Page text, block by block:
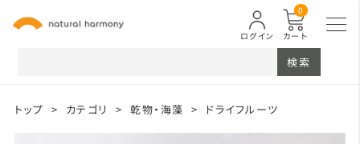
カート
0
ログイン
検索
トップ > カテゴリ > 乾物・海藻 > ドライフルーツ